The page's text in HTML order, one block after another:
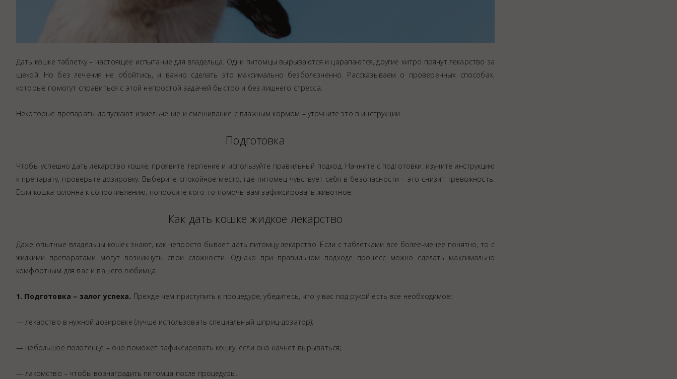
Дать кошке таблетку – настоящее испытание для владельца. Одни питомцы вырываются и царапаются, другие хитро прячут лекарство за
щекой. Но без лечения не обойтись, и важно сделать это максимально безболезненно. Рассказываем о проверенных способах,
которые помогут справиться с этой непростой задачей быстро и без лишнего стресса.
Некоторые препараты допускают измельчение и смешивание с влажным кормом – уточните это в инструкции.
Подготовка
Чтобы успешно дать лекарство кошке, проявите терпение и используйте правильный подход. Начните с подготовки: изучите инструкцию
к препарату, проверьте дозировку. Выберите спокойное место, где питомец чувствует себя в безопасности – это снизит тревожность.
Если кошка склонна к сопротивлению, попросите кого-то помочь вам зафиксировать животное.
Как дать кошке жидкое лекарство
Даже опытные владельцы кошек знают, как непросто бывает дать питомцу лекарство. Если с таблетками все более-менее понятно, то с
жидкими препаратами могут возникнуть свои сложности. Однако при правильном подходе процесс можно сделать максимально
комфортным для вас и вашего любимца.
1. Подготовка – залог успеха. Прежде чем приступить к процедуре, убедитесь, что у вас под рукой есть все необходимое:
— лекарство в нужной дозировке (лучше использовать специальный шприц-дозатор);
— небольшое полотенце – оно поможет зафиксировать кошку, если она начнет вырываться;
— лакомство – чтобы вознаградить питомца после процедуры.